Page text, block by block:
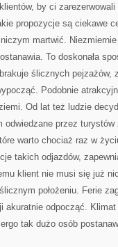
by ci
propozycje są ciekawe
martwić.
To doskonała
ślicznych pejzażów,
Podobnie
Od lat też ludzie
przez turystów
warto chociaż raz w
takich odjazdów,
klient nie musi się już
położeniu. Ferie
akuratnie odpocząć.
tak dużo osób